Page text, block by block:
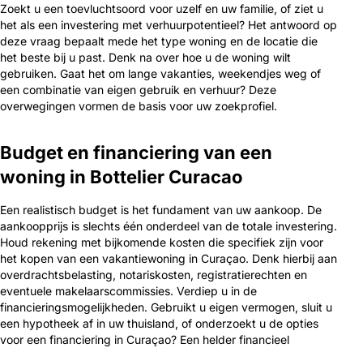
Zoekt u een toevluchtsoord voor uzelf en uw familie, of ziet u
het als een investering met verhuurpotentieel? Het antwoord op
deze vraag bepaalt mede het type woning en de locatie die
het beste bij u past. Denk na over hoe u de woning wilt
gebruiken. Gaat het om lange vakanties, weekendjes weg of
een combinatie van eigen gebruik en verhuur? Deze
overwegingen vormen de basis voor uw zoekprofiel.
Budget en financiering van een
woning in Bottelier Curacao
Een realistisch budget is het fundament van uw aankoop. De
aankoopprijs is slechts één onderdeel van de totale investering.
Houd rekening met bijkomende kosten die specifiek zijn voor
het kopen van een vakantiewoning in Curaçao. Denk hierbij aan
overdrachtsbelasting, notariskosten, registratierechten en
eventuele makelaarscommissies. Verdiep u in de
financieringsmogelijkheden. Gebruikt u eigen vermogen, sluit u
een hypotheek af in uw thuisland, of onderzoekt u de opties
voor een financiering in Curaçao? Een helder financieel